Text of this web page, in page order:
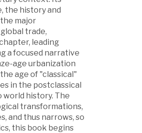
the history and
major
trade,
leading
a focused narrative
age urbanization
age of "classical"
in the postclassical
world history. The
transformations,
and thus narrows, so
this book begins